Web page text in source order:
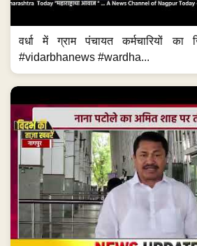
वर्धा में ग्राम पंचायत कर्मचारियों का
#vidarbhanews #wardha...